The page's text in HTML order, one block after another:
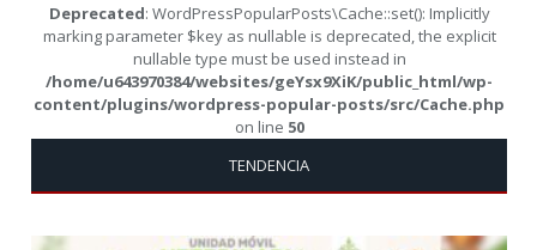
Deprecated: WordPressPopularPosts\Cache::set(): Implicitly
marking parameter $key as nullable is deprecated, the explicit
nullable type must be used instead in
/home/u643970384/websites/geYsx9XiK/public_html/wp-
content/plugins/wordpress-popular-posts/src/Cache.php
on line 50
TENDENCIA